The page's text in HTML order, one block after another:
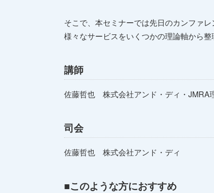
そこで、本セミナーでは先日のカンファ
様々なサービスをいくつかの理論軸から整
講師
佐藤哲也 株式会社アンド・ディ・JMRA
司会
佐藤哲也 株式会社アンド・ディ
■このような方におすすめ